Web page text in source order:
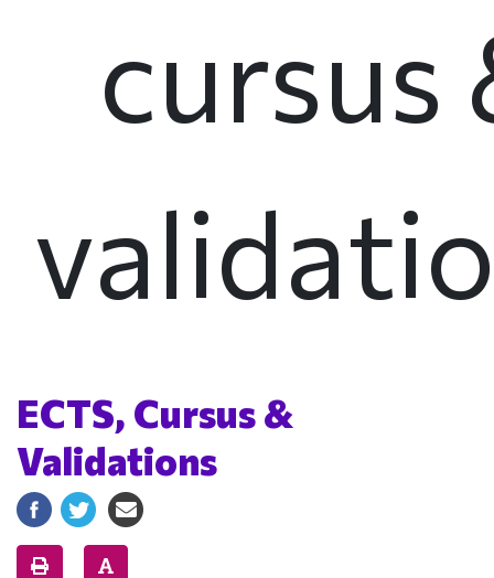
cursus
ECTS, Cursus &
Validations